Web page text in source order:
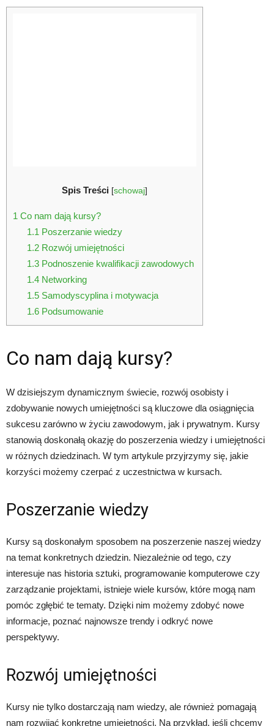
Spis Treści [schowaj]
1 Co nam dają kursy?
1.1 Poszerzanie wiedzy
1.2Rozwój umiejętności
1.3Podnoszenie kwalifikacji zawodowych
1.4Networking
1.5Samodyscyplina i motywacja
1.6Podsumowanie
Co nam dają kursy?
W dzisiejszym dynamicznym świecie, rozwój osobisty i
zdobywanie nowych umiejętności są kluczowe dla osiągnięcia
sukcesu zarówno w życiu zawodowym, jak i prywatnym. Kursy
stanowią doskonałą okazję do poszerzenia wiedzy i umiejętności
w różnych dziedzinach. W tym artykule przyjrzymy się, jakie
korzyści możemy czerpać z uczestnictwa w kursach.
Poszerzanie wiedzy
Kursy są doskonałym sposobem na poszerzenie naszej wiedzy
na temat konkretnych dziedzin. Niezależnie od tego, czy
interesuje nas historia sztuki, programowanie komputerowe czy
zarządzanie projektami, istnieje wiele kursów, które mogą nam
pomóc zgłębić te tematy. Dzięki nim możemy zdobyć nowe
informacje, poznać najnowsze trendy i odkryć nowe
perspektywy.
Rozwój umiejętności
Kursy nie tylko dostarczają nam wiedzy, ale również pomagają
nam rozwijać konkretne umiejętności. Na przykład, jeśli chcemy